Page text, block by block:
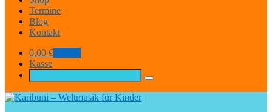
Termine
Blog
Kontakt
0,00 €
Kasse